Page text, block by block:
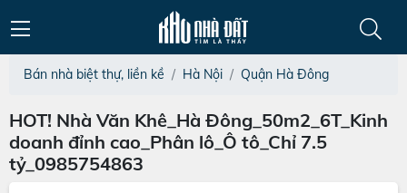
Bán nhà biệt thự, liền kề Hà Nội Quận Hà Đông
HOT! Nhà Văn Khê_Hà Đông_50m2_6T_Kinh
doanh đỉnh cao_Phân lô_Ô tô_Chỉ 7.5
tỷ_0985754863